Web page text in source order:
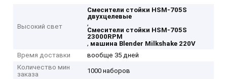
Высокий свет
Смесители стойки HSM-705S
двухцелевые
,
Смесители стойки HSM-705S
23000RPM
, машина Blender Milkshake 220V
Время доставки
вообще 35 дней
Количество мин
заказа
1000 наборов